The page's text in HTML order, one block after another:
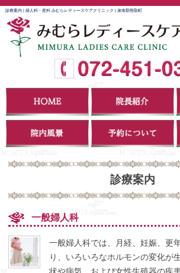
診療案内 | 婦人科・産科 みむらレディースケアクリニック | 泉南郡熊取町
診療案内
一般婦人科
一般婦人科では、月経、妊娠、更
り、いろいろなホルモンの変化が